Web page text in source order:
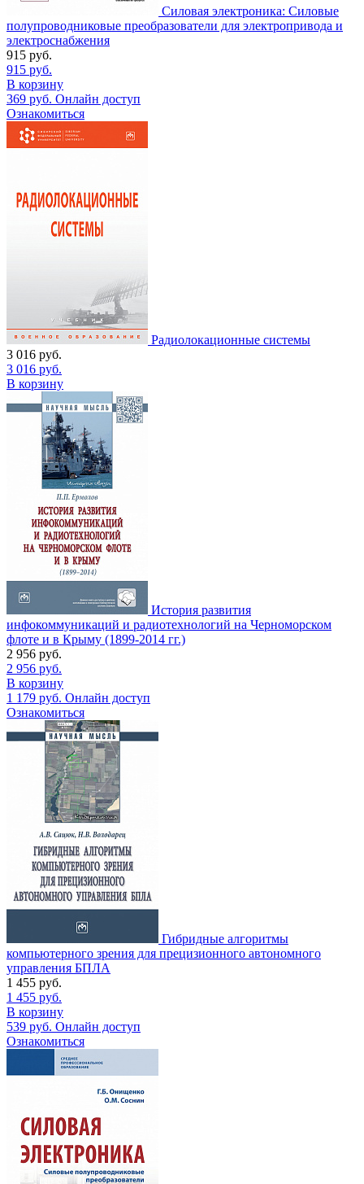
Силовая электроника: Силовые
полупроводниковые преобразователи для электропривода и
электроснабжения
915 руб.
915 руб.
В корзину
369 руб. Онлайн доступ
Ознакомиться
Радиолокационные системы
3 016 руб.
3 016 руб.
В корзину
История развития
инфокоммуникаций и радиотехнологий на Черноморском
флоте и в Крыму (1899-2014 гг.)
2 956 руб.
2 956 руб.
В корзину
1 179 руб. Онлайн доступ
Ознакомиться
Гибридные алгоритмы
компьютерного зрения для прецизионного автономного
управления БПЛА
1 455 руб.
1 455 руб.
В корзину
539 руб. Онлайн доступ
Ознакомиться